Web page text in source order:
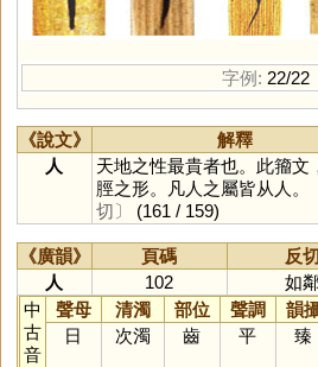
字例: 22/22
《說文》 解釋
人
天地之性最貴者也。此籀文
脛之形。凡人之屬皆从人。
切〕
(161 / 159)
《廣韻》 頁碼 反切
人
102
如
中
古
音
聲母 清濁 部位 聲調 韻
日
次濁 齒 平 臻